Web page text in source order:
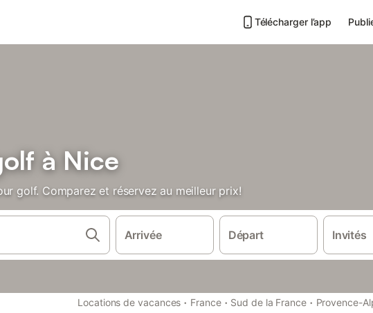
Télécharger l’app
à Nice
golf. Comparez et réservez au meilleur prix!
Arrivée Départ Invités
Locations de vacances · France · Sud de la France · Provence-